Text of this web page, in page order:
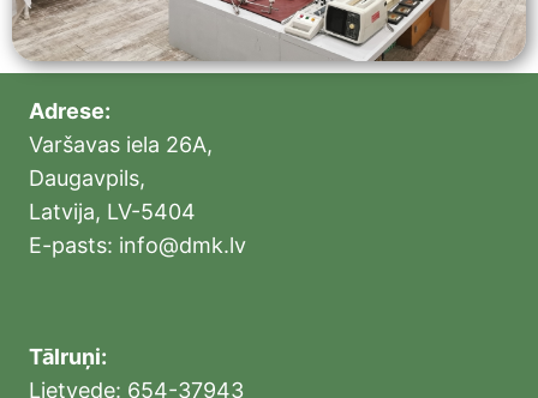
Adrese:
Varšavas iela 26A,
Daugavpils,
Latvija, LV-5404
E-pasts: info@dmk.lv
Tālruņi:
Lietvede: 654-37943